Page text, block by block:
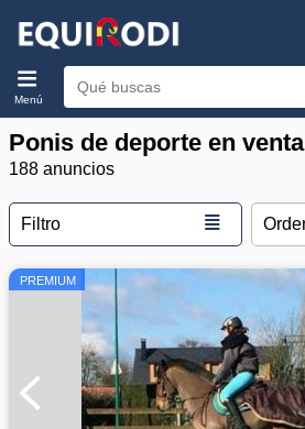
Menú
Ponis de deporte en venta
188 anuncios
Filtro ≣
PREMIUM